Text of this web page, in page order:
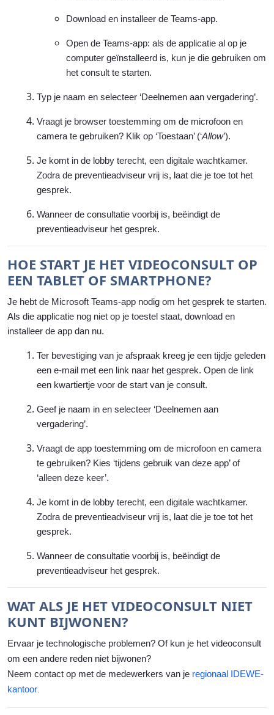
Download en installeer de Teams-app.
Open de Teams-app: als de applicatie al op je
computer geïnstalleerd is, kun je die gebruiken om
het consult te starten.
Typ je naam en selecteer ‘Deelnemen aan vergadering’.
Vraagt je browser toestemming om de microfoon en
camera te gebruiken? Klik op ‘Toestaan’ (‘Allow’).
Je komt in de lobby terecht, een digitale wachtkamer.
Zodra de preventieadviseur vrij is, laat die je toe tot het
gesprek.
Wanneer de consultatie voorbij is, beëindigt de
preventieadviseur het gesprek.
HOE START JE HET VIDEOCONSULT OP
EEN TABLET OF SMARTPHONE?
Je hebt de Microsoft Teams-app nodig om het gesprek te starten.
Als die applicatie nog niet op je toestel staat, download en
installeer de app dan nu.
Ter bevestiging van je afspraak kreeg je een tijdje geleden
een e-mail met een link naar het gesprek. Open de link
een kwartiertje voor de start van je consult.
Geef je naam in en selecteer ‘Deelnemen aan
vergadering’.
Vraagt de app toestemming om de microfoon en camera
te gebruiken? Kies ‘tijdens gebruik van deze app’ of
‘alleen deze keer’.
Je komt in de lobby terecht, een digitale wachtkamer.
Zodra de preventieadviseur vrij is, laat die je toe tot het
gesprek.
Wanneer de consultatie voorbij is, beëindigt de
preventieadviseur het gesprek.
WAT ALS JE HET VIDEOCONSULT NIET
KUNT BIJWONEN?
Ervaar je technologische problemen? Of kun je het videoconsult
om een andere reden niet bijwonen?
Neem contact op met de medewerkers van je regionaal IDEWE-
kantoor